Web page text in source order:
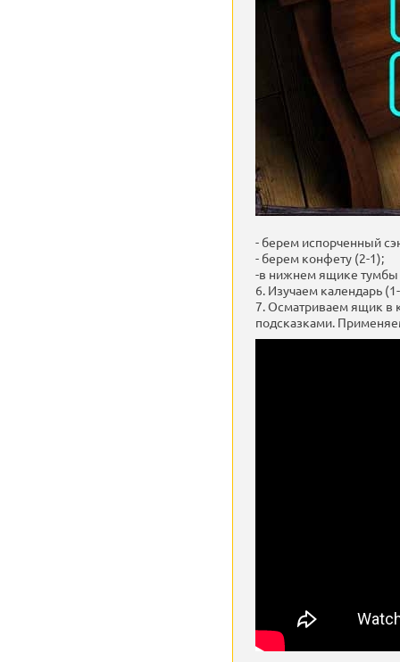
- берем испорченный
- берем конфету (2-1);
-в нижнем ящике тумбы
6. Изучаем календарь
7. Осматриваем ящик в
подсказками.